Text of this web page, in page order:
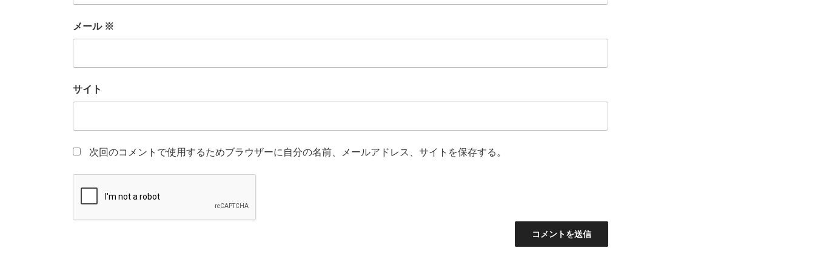
メール ※
サイト
次回のコメントで使用するためブラウザーに自分の名前、メールアドレス、サイトを保存する。